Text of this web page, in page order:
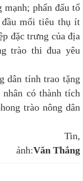
mạnh; phấn đấu tổ
mối tiêu thụ ít
đặc trưng của địa
trào thi đua yêu
tỉnh trao tặng
có thành tích
trào nông dân
ảnh:Văn Thắng